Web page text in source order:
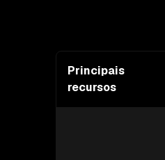
Principais
recursos